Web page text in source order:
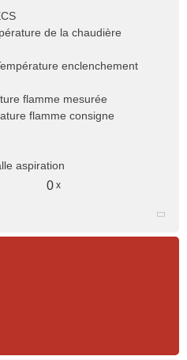
de la chaudière
enclenchement
flamme mesurée
flamme consigne
aspiration
0 x